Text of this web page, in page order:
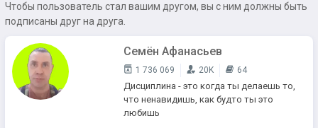
Чтобы пользователь стал вашим другом, вы с ним должны быть
подписаны друг на друга.
Семён Афанасьев
1 736 069 20K 64
Дисциплина - это когда ты делаешь то,
что ненавидишь, как будто ты это
любишь